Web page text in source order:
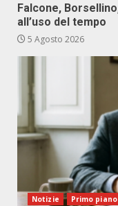
Falcone,
all’uso del tempo
5 Agosto 2026
Notizie Primo piano